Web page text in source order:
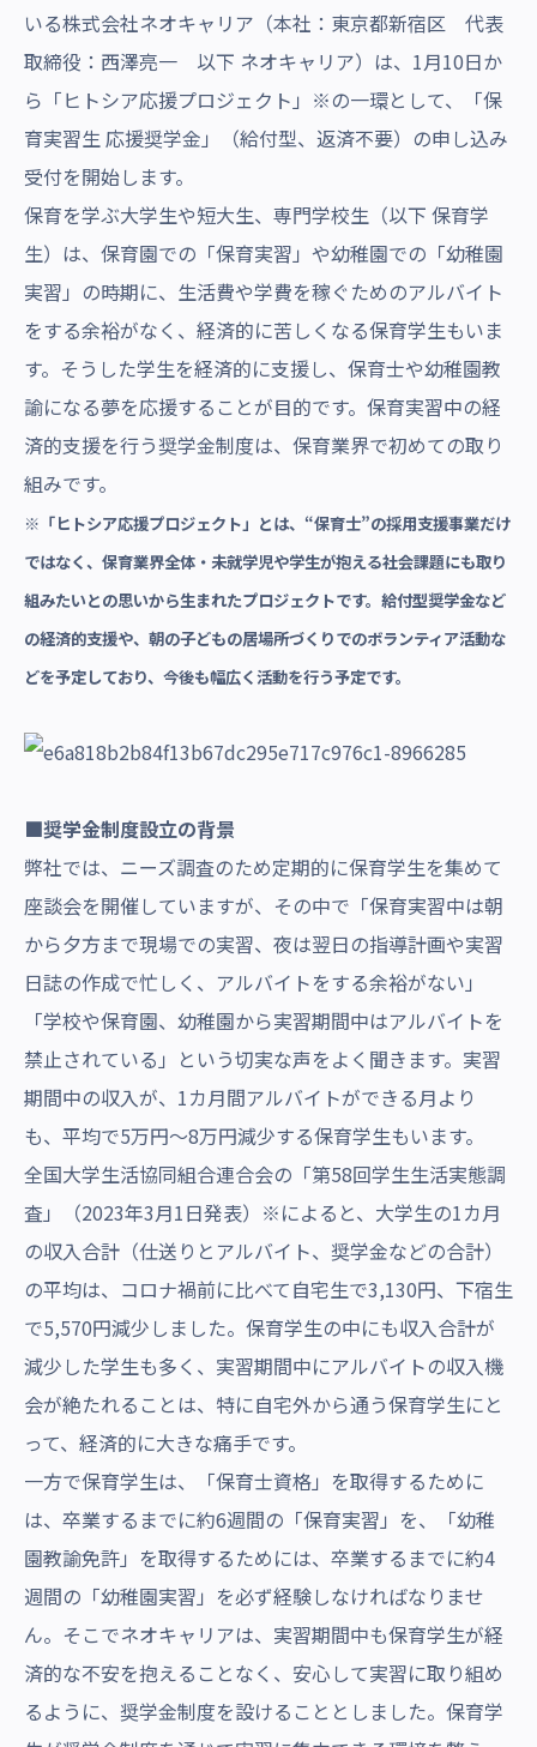
いる株式会社ネオキャリア（本社：東京都新宿区 代表
取締役：西澤亮一 以下 ネオキャリア）は、1月10日か
ら「ヒトシア応援プロジェクト」※の一環として、「保
育実習生 応援奨学金」（給付型、返済不要）の申し込み
受付を開始します。
保育を学ぶ大学生や短大生、専門学校生（以下 保育学
生）は、保育園での「保育実習」や幼稚園での「幼稚園
実習」の時期に、生活費や学費を稼ぐためのアルバイト
をする余裕がなく、経済的に苦しくなる保育学生もいま
す。そうした学生を経済的に支援し、保育士や幼稚園教
諭になる夢を応援することが目的です。保育実習中の経
済的支援を行う奨学金制度は、保育業界で初めての取り
組みです。
※「ヒトシア応援プロジェクト」とは、“保育士”の採用支援事業だけ
ではなく、保育業界全体・未就学児や学生が抱える社会課題にも取り
組みたいとの思いから生まれたプロジェクトです。給付型奨学金など
の経済的支援や、朝の子どもの居場所づくりでのボランティア活動な
どを予定しており、今後も幅広く活動を行う予定です。
■奨学金制度設立の背景
弊社では、ニーズ調査のため定期的に保育学生を集めて
座談会を開催していますが、その中で「保育実習中は朝
から夕方まで現場での実習、夜は翌日の指導計画や実習
日誌の作成で忙しく、アルバイトをする余裕がない」
「学校や保育園、幼稚園から実習期間中はアルバイトを
禁止されている」という切実な声をよく聞きます。実習
期間中の収入が、1カ月間アルバイトができる月より
も、平均で5万円〜8万円減少する保育学生もいます。
全国大学生活協同組合連合会の「第58回学生生活実態調
査」（2023年3月1日発表）※によると、大学生の1カ月
の収入合計（仕送りとアルバイト、奨学金などの合計）
の平均は、コロナ禍前に比べて自宅生で3,130円、下宿生
で5,570円減少しました。保育学生の中にも収入合計が
減少した学生も多く、実習期間中にアルバイトの収入機
会が絶たれることは、特に自宅外から通う保育学生にと
って、経済的に大きな痛手です。
一方で保育学生は、「保育士資格」を取得するために
は、卒業するまでに約6週間の「保育実習」を、「幼稚
園教諭免許」を取得するためには、卒業するまでに約4
週間の「幼稚園実習」を必ず経験しなければなりませ
ん。そこでネオキャリアは、実習期間中も保育学生が経
済的な不安を抱えることなく、安心して実習に取り組め
るように、奨学金制度を設けることとしました。保育学